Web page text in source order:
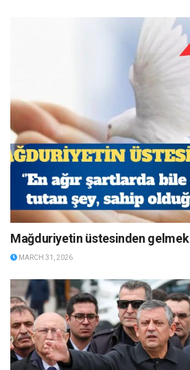
Mağduriyetin üstesinden gelmek
MARCH 31, 2026